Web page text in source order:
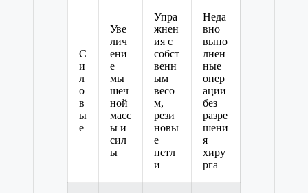
С
и
л
о
в
ы
е
Уве
лич
ени
е
мы
шеч
ной
масс
ы и
сил
ы
Упра
жнен
ия с
собст
венн
ым
весо
м,
рези
новы
е
петл
и
Неда
вно
выпо
лнен
ные
опер
ации
без
разре
шени
я
хиру
рга